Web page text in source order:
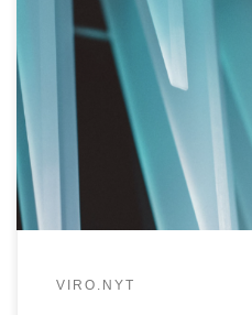
viro.nyt 4-2022 on
runsaasti yhteiskunnallista
VIRO.NYT